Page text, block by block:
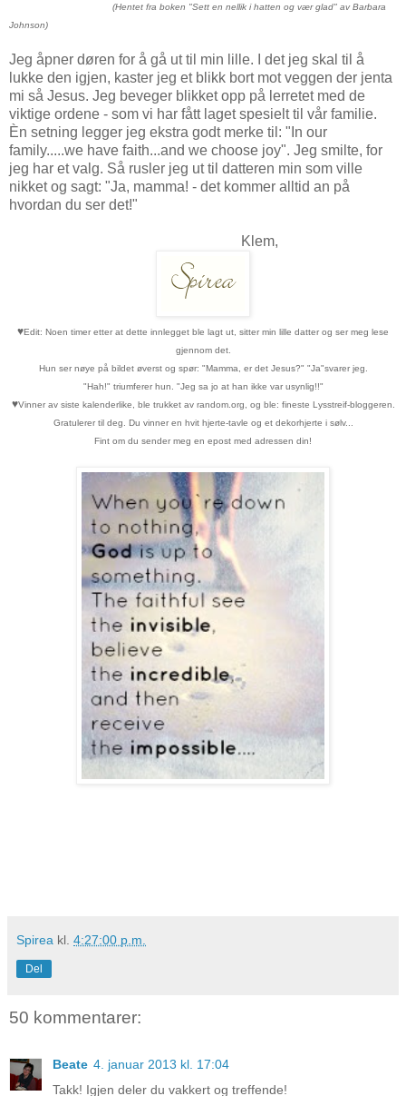
(Hentet fra boken "Sett en nellik i hatten og vær glad" av Barbara
Johnson)
Jeg åpner døren for å gå ut til min lille. I det jeg skal til å
lukke den igjen, kaster jeg et blikk bort mot veggen der jenta
mi så Jesus. Jeg beveger blikket opp på lerretet med de
viktige ordene - som vi har fått laget spesielt til vår familie.
Èn setning legger jeg ekstra godt merke til: "In our
family.....we have faith...and we choose joy". Jeg smilte, for
jeg har et valg. Så rusler jeg ut til datteren min som ville
nikket og sagt: "Ja, mamma! - det kommer alltid an på
hvordan du ser det!"
Klem,
♥Edit: Noen timer etter at dette innlegget ble lagt ut, sitter min lille datter og ser meg lese
gjennom det.
Hun ser nøye på bildet øverst og spør: "Mamma, er det Jesus?" "Ja"svarer jeg.
"Hah!" triumferer hun. "Jeg sa jo at han ikke var usynlig!!"
♥Vinner av siste kalenderlike, ble trukket av random.org, og ble: fineste Lysstreif-bloggeren.
Gratulerer til deg. Du vinner en hvit hjerte-tavle og et dekorhjerte i sølv...
Fint om du sender meg en epost med adressen din!
Spirea kl. 4:27:00 p.m.
Del
50 kommentarer:
Beate 4. januar 2013 kl. 17:04
Takk! Igjen deler du vakkert og treffende!